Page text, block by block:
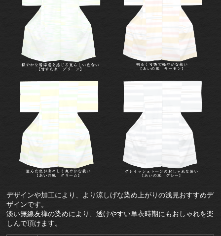
デザインや加工により、より涼しげな染め上がりの浅見おすすめデ
ザインです。
淡い無線友禅の染めにより、透けやすい単衣時期にもおしゃれを楽
しんで頂けます。